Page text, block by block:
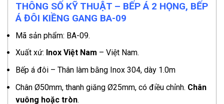
THÔNG SỐ KỸ THUẬT – BẾP Á 2 HỌNG, BẾP
Á ĐÔI KIỀNG GANG BA-09
Mã sản phẩm: BA-09.
Xuất xứ: Inox Việt Nam – Việt Nam.
Bếp á đôi – Thân làm bằng Inox 304, dày 1.0m
Chân Ø50mm, thanh giăng Ø25mm, có điều chỉnh. Chân
vuông hoặc tròn.